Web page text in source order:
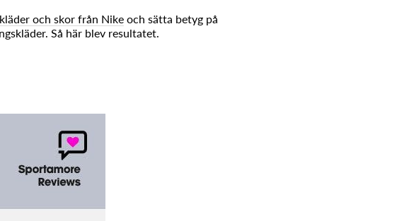
och skor från Nike och sätta betyg på
Så här blev resultatet.